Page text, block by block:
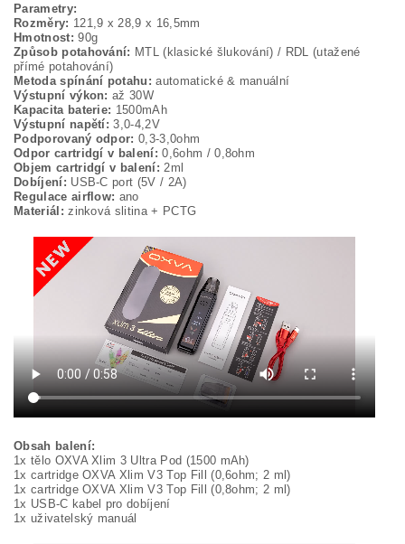
Parametry:
Rozměry: 121,9 x 28,9 x 16,5mm
Hmotnost: 90g
Způsob potahování: MTL (klasické šlukování) / RDL (utažené
přímé potahování)
Metoda spínání potahu: automatické & manuální
Výstupní výkon: až 30W
Kapacita baterie: 1500mAh
Výstupní napětí: 3,0-4,2V
Podporovaný odpor: 0,3-3,0ohm
Odpor cartridgí v balení: 0,6ohm / 0,8ohm
Objem cartridgí v balení: 2ml
Dobíjení: USB-C port (5V / 2A)
Regulace airflow: ano
Materiál: zinková slitina + PCTG
Obsah balení:
1x tělo OXVA Xlim 3 Ultra Pod (1500 mAh)
1x cartridge OXVA Xlim V3 Top Fill (0,6ohm; 2 ml)
1x cartridge OXVA Xlim V3 Top Fill (0,8ohm; 2 ml)
1x USB-C kabel pro dobíjení
1x uživatelský manuál